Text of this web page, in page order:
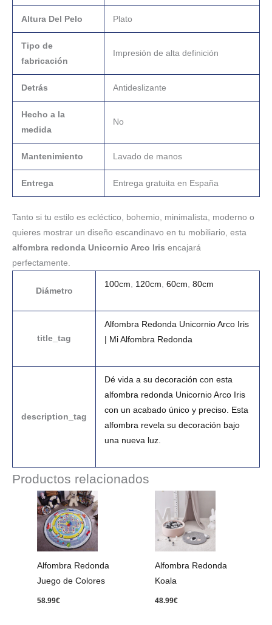
Altura Del Pelo Plato
Tipo de
fabricación
Impresión de alta definición
Detrás Antideslizante
Hecho a la
medida
No
Mantenimiento Lavado de manos
Entrega Entrega gratuita en España
Tanto si tu estilo es ecléctico, bohemio, minimalista, moderno o
quieres mostrar un diseño escandinavo en tu mobiliario, esta
alfombra redonda Unicornio Arco Iris encajará
perfectamente.
Diámetro
100cm 120cm 60cm 80cm
title_tag
Alfombra Redonda Unicornio Arco Iris
| Mi Alfombra Redonda
description_tag
Dé vida a su decoración con esta
alfombra redonda Unicornio Arco Iris
con un acabado único y preciso. Esta
alfombra revela su decoración bajo
una nueva luz.
Productos relacionados
Alfombra Redonda
Juego de Colores
58.99€
Alfombra Redonda
Koala
48.99€